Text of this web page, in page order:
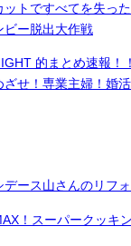
トですべてを失っ
ビー脱出大作戦
的まとめ速報！
ざせ！専業主婦！婚
ース山さんのリフ
！スーパークッキン